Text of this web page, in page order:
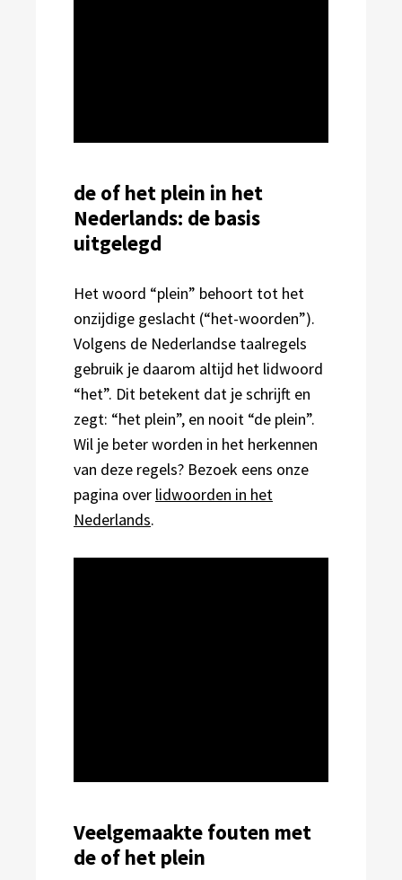
de of het plein in het
Nederlands: de basis
uitgelegd
Het woord “plein” behoort tot het
onzijdige geslacht (“het-woorden”).
Volgens de Nederlandse taalregels
gebruik je daarom altijd het lidwoord
“het”. Dit betekent dat je schrijft en
zegt: “het plein”, en nooit “de plein”.
Wil je beter worden in het herkennen
van deze regels? Bezoek eens onze
pagina over lidwoorden in het
Nederlands.
Veelgemaakte fouten met
de of het plein